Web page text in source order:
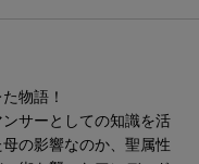
物語！
サーとしての知識を活
の影響なのか、聖属性